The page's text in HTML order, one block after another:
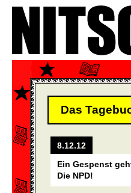
Das
8.12.12
Ein Gespenst
Die NPD!